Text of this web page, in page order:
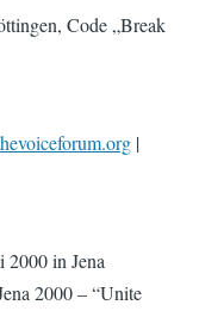
Code „Break
|
in Jena
2000 – “Unite